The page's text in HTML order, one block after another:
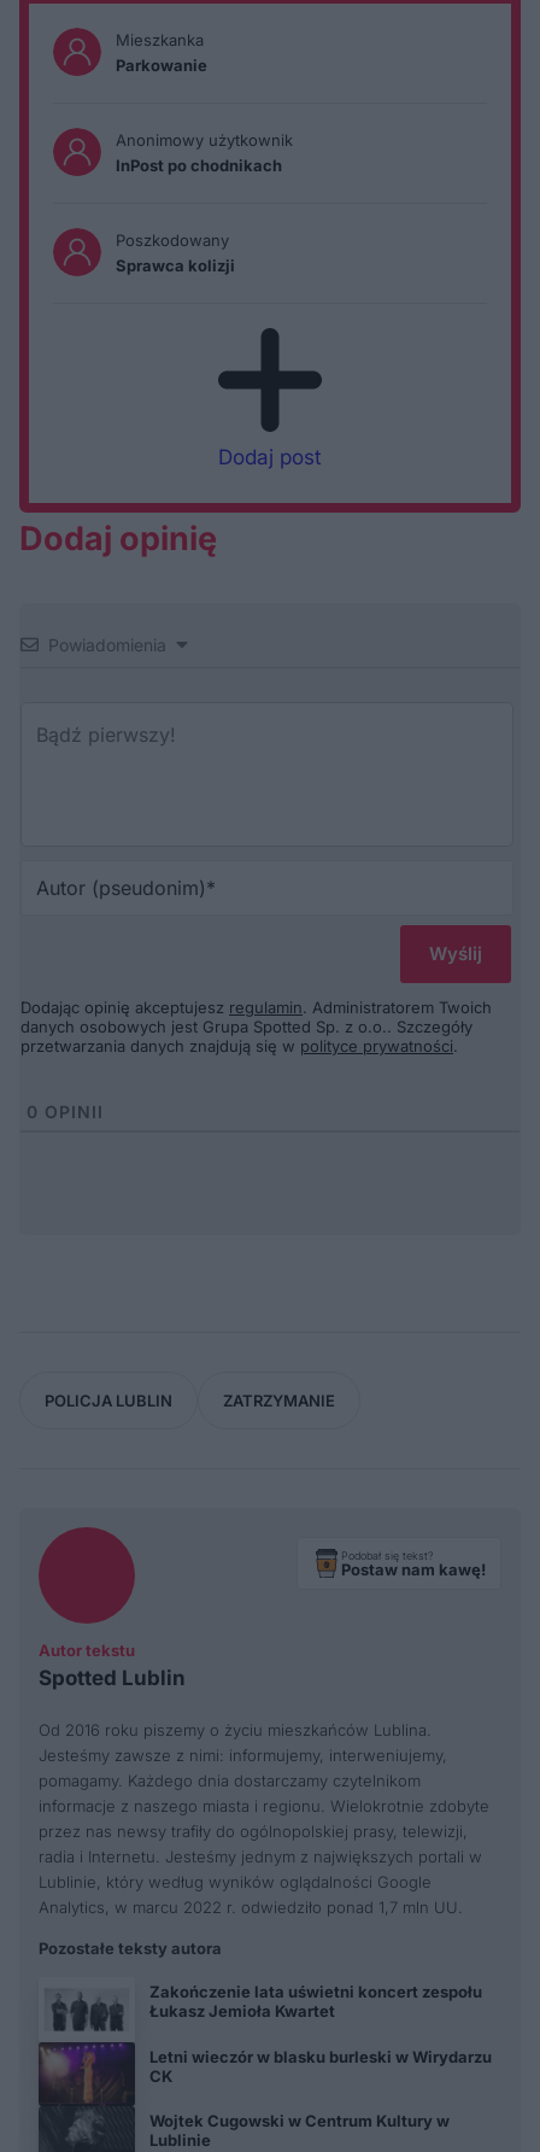
Mieszkanka
Parkowanie
Anonimowy użytkownik
InPost po chodnikach
Poszkodowany
Sprawca kolizji
Dodaj post
Dodaj opinię
Powiadomienia
Dodając opinię akceptujesz regulamin. Administratorem Twoich
danych osobowych jest Grupa Spotted Sp. z o.o.. Szczegóły
przetwarzania danych znajdują się w polityce prywatności.
0 OPINII
POLICJA LUBLIN ZATRZYMANIE
Autor tekstu
Spotted Lublin
Podobał się tekst?
Postaw nam kawę!
Od 2016 roku piszemy o życiu mieszkańców Lublina.
Jesteśmy zawsze z nimi: informujemy, interweniujemy,
pomagamy. Każdego dnia dostarczamy czytelnikom
informacje z naszego miasta i regionu. Wielokrotnie zdobyte
przez nas newsy trafiły do ogólnopolskiej prasy, telewizji,
radia i Internetu. Jesteśmy jednym z największych portali w
Lublinie, który według wyników oglądalności Google
Analytics, w marcu 2022 r. odwiedziło ponad 1,7 mln UU.
Pozostałe teksty autora
Zakończenie lata uświetni koncert zespołu
Łukasz Jemioła Kwartet
Letni wieczór w blasku burleski w Wirydarzu
CK
Wojtek Cugowski w Centrum Kultury w
Lublinie